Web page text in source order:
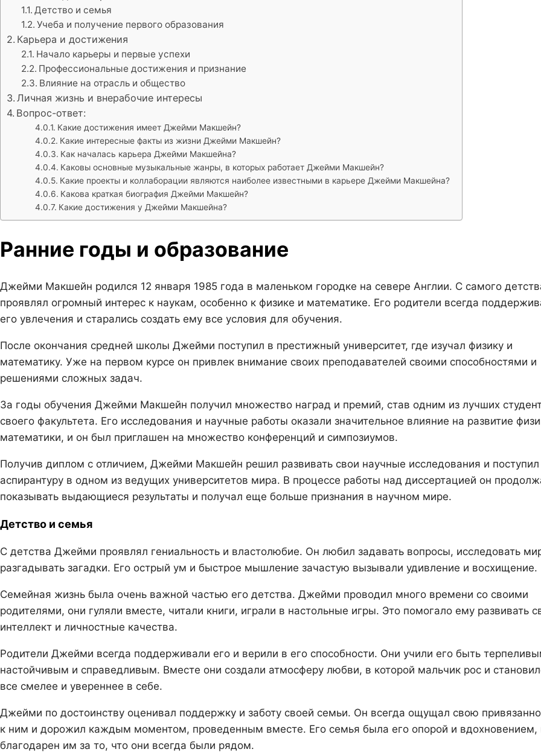
Детство и семья
Учеба и получение первого образования
Карьера и достижения
Начало карьеры и первые успехи
Профессиональные достижения и признание
Влияние на отрасль и общество
Личная жизнь и внерабочие интересы
Вопрос-ответ:
Какие достижения имеет Джейми Макшейн?
Какие интересные факты из жизни Джейми Макшейн?
Как началась карьера Джейми Макшейна?
Каковы основные музыкальные жанры, в которых работает Джейми Макшейн?
Какие проекты и коллаборации являются наиболее известными в карьере Джейми Макшейна?
Какова краткая биография Джейми Макшейн?
Какие достижения у Джейми Макшейна?
Ранние годы и образование
Джейми Макшейн родился 12 января 1985 года в маленьком городке на севере Англии. С самого
проявлял огромный интерес к наукам, особенно к физике и математике. Его родители всегда
его увлечения и старались создать ему все условия для обучения.
После окончания средней школы Джейми поступил в престижный университет, где изучал физику и
математику. Уже на первом курсе он привлек внимание своих преподавателей своими способностями и
решениями сложных задач.
За годы обучения Джейми Макшейн получил множество наград и премий, став одним из лучших
своего факультета. Его исследования и научные работы оказали значительное влияние на развитие
математики, и он был приглашен на множество конференций и симпозиумов.
Получив диплом с отличием, Джейми Макшейн решил развивать свои научные исследования и поступил
аспирантуру в одном из ведущих университетов мира. В процессе работы над диссертацией он
показывать выдающиеся результаты и получал еще больше признания в научном мире.
Детство и семья
С детства Джейми проявлял гениальность и властолюбие. Он любил задавать вопросы, исследовать
разгадывать загадки. Его острый ум и быстрое мышление зачастую вызывали удивление и восхищение.
Семейная жизнь была очень важной частью его детства. Джейми проводил много времени со своими
родителями, они гуляли вместе, читали книги, играли в настольные игры. Это помогало ему развивать
интеллект и личностные качества.
Родители Джейми всегда поддерживали его и верили в его способности. Они учили его быть
настойчивым и справедливым. Вместе они создали атмосферу любви, в которой мальчик рос и
все смелее и увереннее в себе.
Джейми по достоинству оценивал поддержку и заботу своей семьи. Он всегда ощущал свою
к ним и дорожил каждым моментом, проведенным вместе. Его семья была его опорой и вдохновением,
благодарен им за то, что они всегда были рядом.